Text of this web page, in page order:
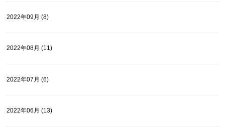
2022年09月 (8)
2022年08月 (11)
2022年07月 (6)
2022年06月 (13)